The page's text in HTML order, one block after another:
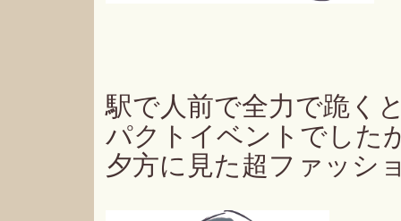
駅で人前で全力で跪く
パクトイベントでした
夕方に見た超ファッシ